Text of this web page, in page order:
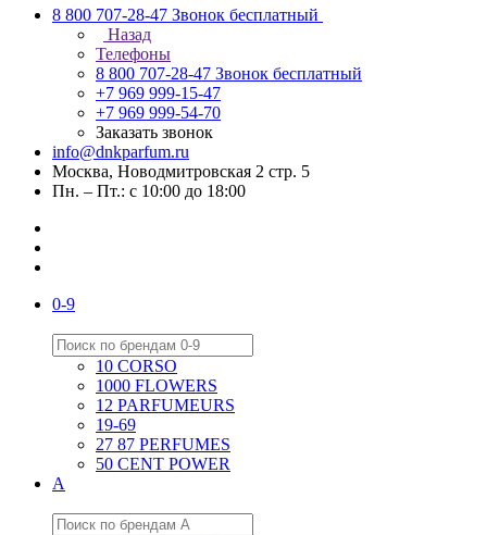
8 800 707-28-47 Звонок бесплатный
Назад
Телефоны
8 800 707-28-47 Звонок бесплатный
+7 969 999-15-47
+7 969 999-54-70
Заказать звонок
info@dnkparfum.ru
Москва, Новодмитровская 2 стр. 5
Пн. – Пт.: с 10:00 до 18:00
0-9
10 CORSO
1000 FLOWERS
12 PARFUMEURS
19-69
27 87 PERFUMES
50 CENT POWER
A